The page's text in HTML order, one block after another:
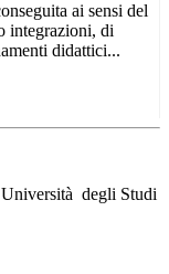
ai sensi del
integrazioni, di
didattici...
degli Studi